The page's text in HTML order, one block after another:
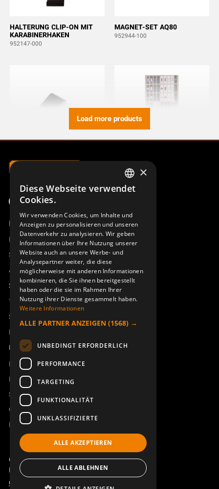
HALTERUNG CLIP-ON MIT
KARABINERHAKEN
952147-000
MAGNET-SET AQ80
952944-100
DOPPELDRUCKTASTER AQ80 SYMBOLBOGEN AQ80
JUPITER NORDIC, CS
949827-000
949827-001 949827-002
SYMBOLBOGEN AQ80 SHIFT
949827-003
GUMMIABDECKUNG J/M/T-
RX ERA 8B AQ80-8
949819-000
Load more products
Produktübersicht
Remotus
Sesam
Access_Ctrl
Support
Technischer Support
Service buchen
Handbücher und Videoanleitungen
Über Åkerströms
Kontakt
Neuigkeiten
Sicherheit und Richtlinien
Geschäftsbedingungen
REACH
Copyright ©2026 Åkerströms. All rights reserved.
Björbovägen 143, 786 97 Björbo.
Code of Conduct
SWEDISH
DEUTSCH
×
Diese Webseite verwendet
Cookies.
Wir verwenden Cookies, um Inhalte und
Anzeigen zu personalisieren und unseren
Datenverkehr zu analysieren. Wir geben
Informationen über Ihre Nutzung unserer
Website auch an unsere Werbe- und
Analysepartner weiter, die diese
möglicherweise mit anderen Informationen
kombinieren, die Sie ihnen bereitgestellt
haben oder die sie im Rahmen Ihrer
Nutzung ihrer Dienste gesammelt haben.
Weitere Informationen
ALLE PARTNER ANZEIGEN (1568) →
UNBEDINGT ERFORDERLICH
PERFORMANCE
TARGETING
FUNKTIONALITÄT
UNKLASSIFIZIERTE
ALLE AKZEPTIEREN
ALLE ABLEHNEN